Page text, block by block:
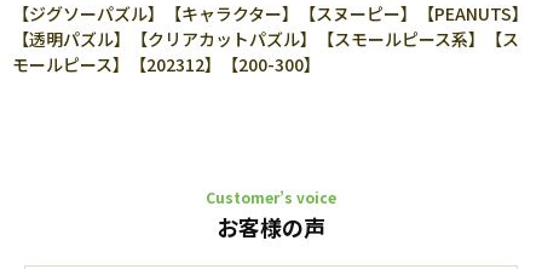
【ジグソーパズル】【キャラクター】【スヌーピー】【PEANUTS】
【透明パズル】【クリアカットパズル】【スモールピース系】【ス
モールピース】【202312】【200-300】
Customer’s voice
お客様の声